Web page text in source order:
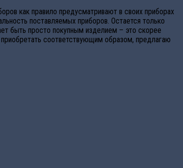
как правило предусматривают в своих приборах
поставляемых приборов. Остается только
быть просто покупным изделием – это скорее
соответствующим образом, предлагаю